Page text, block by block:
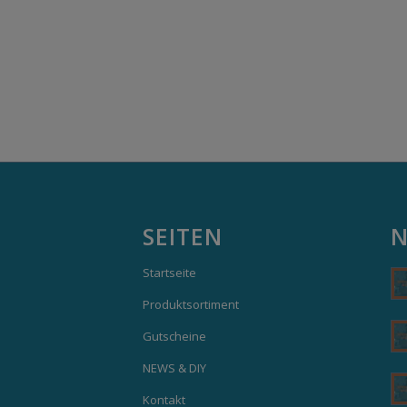
SEITEN
Startseite
Produktsortiment
Gutscheine
NEWS & DIY
Kontakt